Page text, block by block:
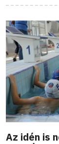
Az idén is